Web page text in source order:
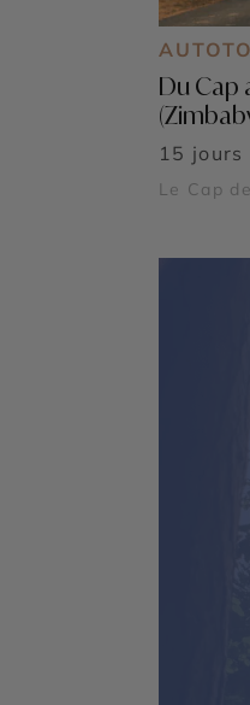
Du Cap
15
Le Cap